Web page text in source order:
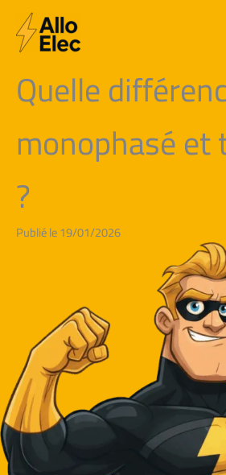
contenu
Quelle
monophasé
?
Publié le 19/01/2026